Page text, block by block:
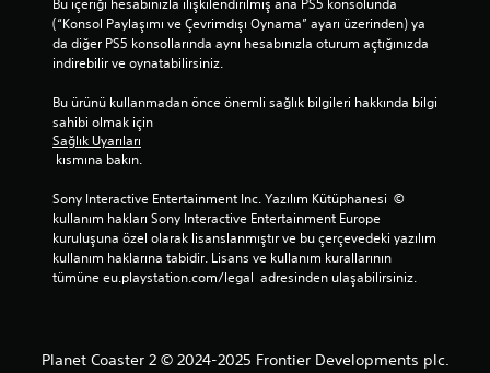
(“Konsol Paylaşımı ve Çevrimdışı Oynama” ayarı üzerinden) ya
da diğer PS5 konsollarında aynı hesabınızla oturum açtığınızda
indirebilir ve oynatabilirsiniz.
Bu ürünü kullanmadan önce önemli sağlık bilgileri hakkında bilgi
sahibi olmak için
Sağlık Uyarıları
kısmına bakın.
Sony Interactive Entertainment Inc. Yazılım Kütüphanesi  ©
kullanım hakları Sony Interactive Entertainment Europe
kuruluşuna özel olarak lisanslanmıştır ve bu çerçevedeki yazılım
kullanım haklarına tabidir. Lisans ve kullanım kurallarının
tümüne eu.playstation.com/legal  adresinden ulaşabilirsiniz.
Planet Coaster 2 © 2024-2025 Frontier Developments plc.